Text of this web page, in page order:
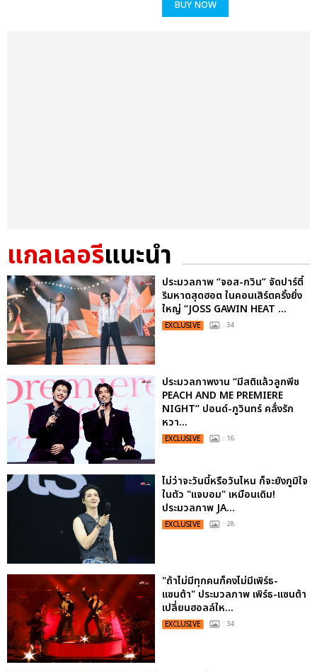
BUY NOW
แกลเลอรีแนะนำ
ประมวลภาพ “จอส-กวิน” จัดปาร์ตี้
ริมหาดสุดฮอต ในคอนเสิร์ตครั้งยิ่ง
ใหญ่ “JOSS GAWIN HEAT ...
EXCLUSIVE : 34
ประมวลภาพงาน “มีสติแล้วลูกพีช
PEACH AND ME PREMIERE
NIGHT” ปอนด์-ภูวินทร์ คลั่งรัก
หวา...
EXCLUSIVE : 16
ไม่ว่าจะวันนี้หรือวันไหน ก็จะยังภูมิใจ
ในตัว "แจบอม" เหมือนเดิม!
ประมวลภาพ JA...
EXCLUSIVE : 28
"ถ้าไม่มีทุกคนก็คงไม่มีเพิร์ธ-
แซนต้า" ประมวลภาพ เพิร์ธ-แซนต้า
เปลี่ยนฮอลล์ให...
EXCLUSIVE : 34